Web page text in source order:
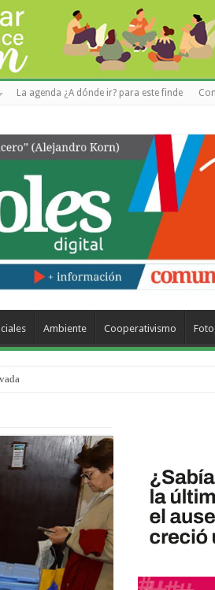
La agenda ¿A dónde ir? para este finde
Ambiente Cooperativismo